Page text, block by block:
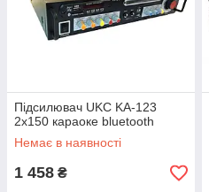
Підсилювач UKC KA-123
2х150 караоке bluetooth
Немає в наявності
1 458 ₴